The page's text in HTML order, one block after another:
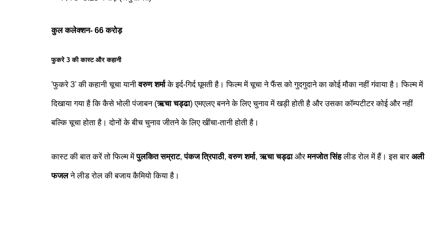
कुल कलेक्शन- 66 करोड़
फुकरे 3 की कास्ट और कहानी
'फुकरे 3' की कहानी चूचा यानीवरुण शर्माके इर्द-गिर्द घूमती है। फिल्म में चूचा ने फैंस को गुदगुदाने का कोई मौका नहीं गंवाया है। फिल्म में
दिखाया गया है कि कैसे भोली पंजाबन (ऋचा चड्ढा) एमएलए बनने के लिए चुनाव में खड़ी होती है और उसका कॉम्पटीटर कोई और नहीं
बल्कि चूचा होता है। दोनों के बीच चुनाव जीतने के लिए खींचा-तानी होती है।
कास्ट की बात करें तो फिल्म मेंपुलकित सम्राट,पंकज त्रिपाठी,वरुण शर्मा,ऋचा चड्ढाऔरमनजोत सिंहलीड रोल में हैं। इस बारअली
फजलने लीड रोल की बजाय कैमियो किया है।